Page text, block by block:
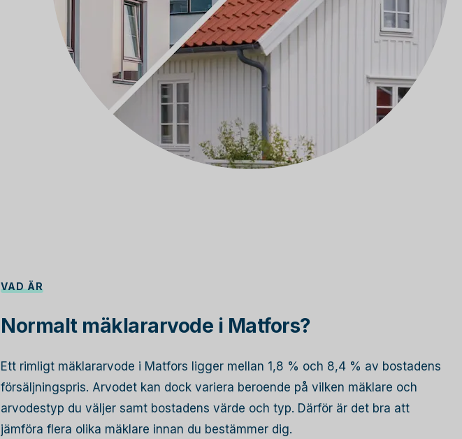
VAD ÄR
Normalt mäklararvode i Matfors?
Ett rimligt mäklararvode i Matfors ligger mellan 1,8 % och 8,4 % av bostadens
försäljningspris. Arvodet kan dock variera beroende på vilken mäklare och
arvodestyp du väljer samt bostadens värde och typ. Därför är det bra att
jämföra flera olika mäklare innan du bestämmer dig.